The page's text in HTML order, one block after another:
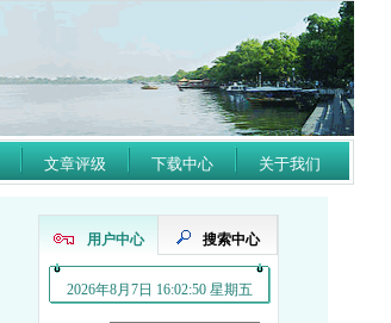
文章评级 下载中心 关于我们
用户中心 搜索中心
2026年8月7日 16:02:50 星期五